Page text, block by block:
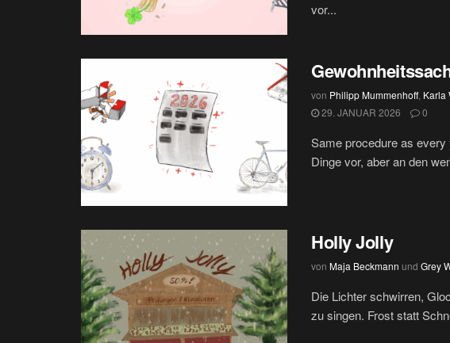
vor...
von Philipp Mummenhoff, Karla
29. JANUAR 2026
0
Same procedure as
Dinge vor, aber an den
Holly Jolly
von Maja Beckmann und Grey
Die Lichter schwirren,
zu singen. Frost statt